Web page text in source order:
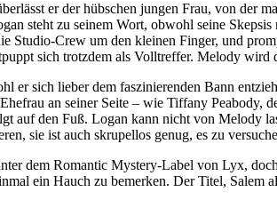
er der hübschen jungen Frau, von der
steht zu seinem Wort, obwohl seine
Studio-Crew um den kleinen Finger, und
sich trotzdem als Volltreffer. Melody
er sich lieber dem faszinierenden Bann
an seiner Seite – wie Tiffany
auf den Fuß. Logan kann nicht von Melody
sie ist auch skrupellos genug, es zu
dem Romantic Mystery-Label von Lyx,
ein Hauch zu bemerken. Der Titel, Salem